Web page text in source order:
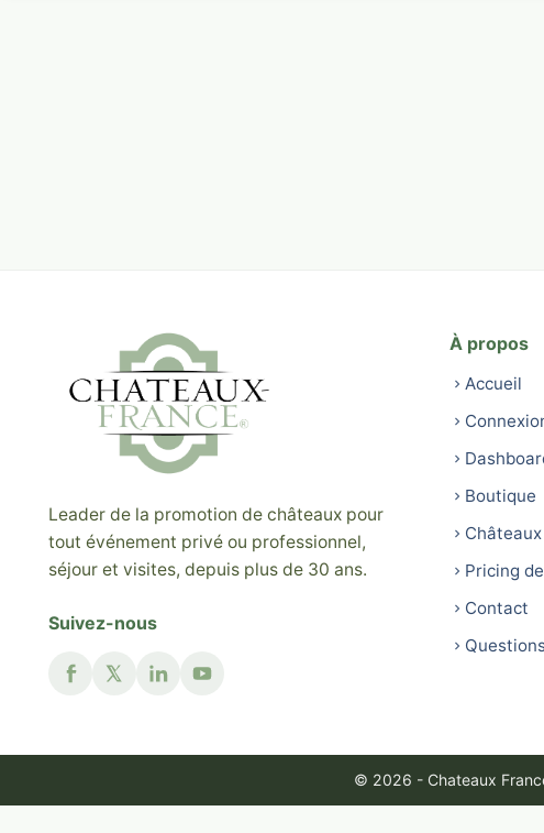
Leader de la promotion de châteaux pour
tout événement privé ou professionnel,
séjour et visites, depuis plus de 30 ans.
Suivez-nous
À propos
Accueil
Boutique
Châteaux
Pricing
Contact
© 2026 - Chateaux